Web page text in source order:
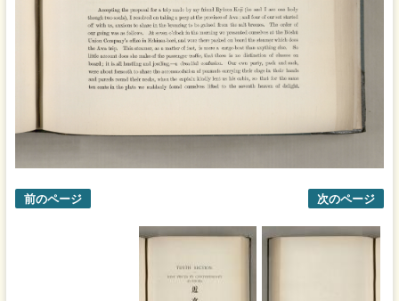
次のページ
前のページ